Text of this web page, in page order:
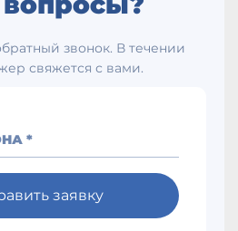
звонок. В течении
свяжется с вами.
*
заявку